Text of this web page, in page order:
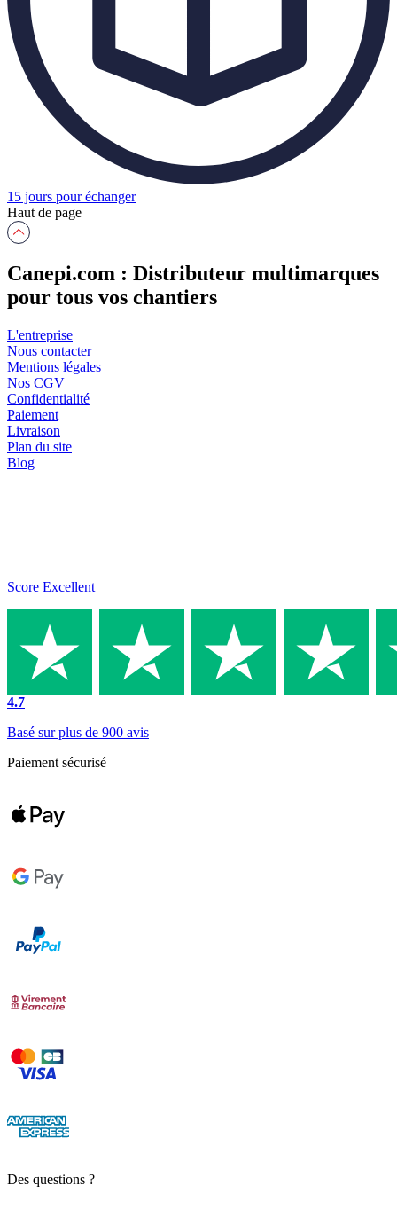
15 jours pour échanger
Haut de page
Canepi.com : Distributeur multimarques
pour tous vos chantiers
L'entreprise
Nous contacter
Mentions légales
Nos CGV
Confidentialité
Paiement
Livraison
Plan du site
Blog
Score Excellent
4.7
Basé sur plus de 900 avis
Paiement sécurisé
Des questions ?